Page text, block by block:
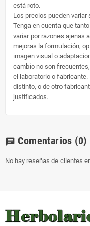
está roto.
Los precios pueden variar
Tenga en cuenta que
variar por razones ajenas
mejoras la formulación,
imagen visual o
cambio no son
el laboratorio o
distinto, o de otro
justificados.
chat Comentarios (0)
No hay reseñas de clientes